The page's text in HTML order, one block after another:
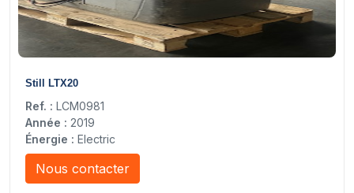
Still LTX20
Ref. : LCM0981
Année : 2019
Énergie : Electric
Nous contacter